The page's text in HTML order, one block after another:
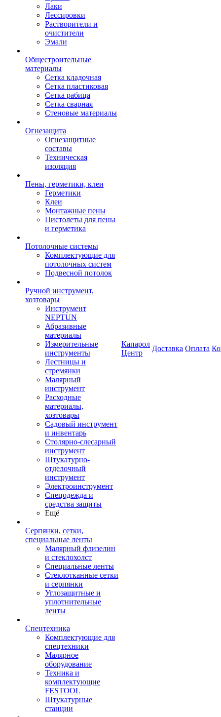
Лаки
Лессировки
Растворители и
очистители
Эмали
Общестроительные
материалы
Сетка кладочная
Сетка пластиковая
Сетка рабица
Сетка сварная
Стеновые материалы
Огнезащита
Огнезащитные
составы
Техническая
изоляция
Пены, герметики, клеи
Герметики
Клеи
Монтажные пены
Пистолеты для пены
и герметика
Потолочные системы
Комплектующие для
потолочных систем
Подвесной потолок
Ручной инструмент,
хозтовары
Инструмент
NEPTUN
Абразивные
материалы
Измерительные
инструменты
Лестницы и
стремянки
Малярный
инструмент
Расходные
материалы,
хозтовары
Садовый инструмент
и инвентарь
Столярно-слесарный
инструмент
Штукатурно-
отделочный
инструмент
Электроинструмент
Спецодежда и
средства защиты
Ещё
Серпянки, сетки,
специальные ленты
Малярный флизелин
и стеклохолст
Специальные ленты
Стеклотканные сетки
и серпянки
Углозащитные и
уплотнительные
ленты
Спецтехника
Комплектующие для
спецтехники
Малярное
оборудование
Техника и
комплектующие
FESTOOL
Штукатурные
станции
Капарол
Центр
Доставка Оплата